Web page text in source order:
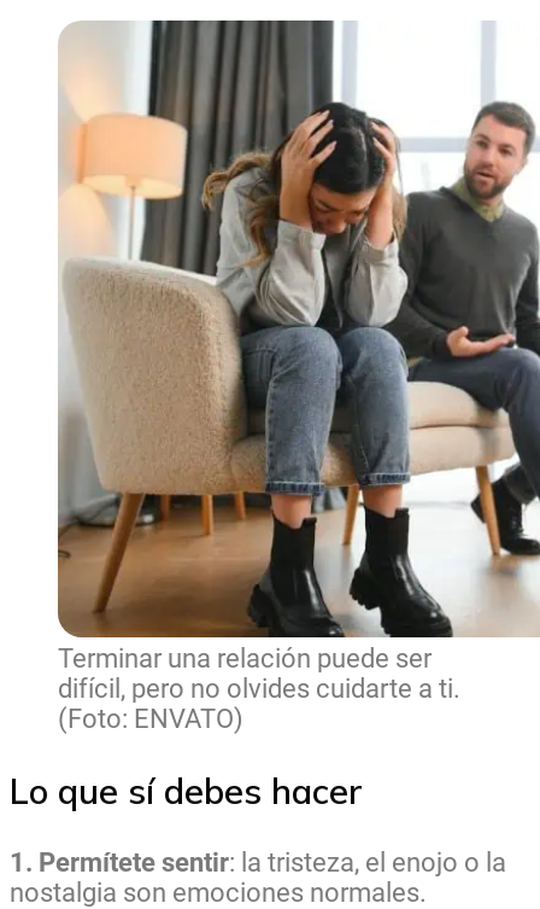
Terminar una relación puede ser
difícil, pero no olvides cuidarte a ti.
(Foto: ENVATO)
Lo que sí debes hacer
1. Permítete sentir: la tristeza, el enojo o la
nostalgia son emociones normales.